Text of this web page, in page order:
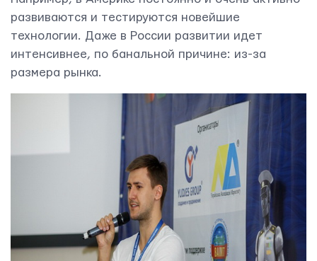
развиваются и тестируются новейшие
технологии. Даже в России развитии идет
интенсивнее, по банальной причине: из-за
размера рынка.